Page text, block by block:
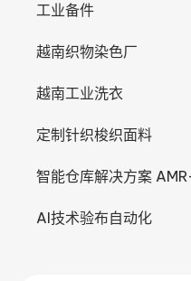
工业备件
越南织物染色厂
越南工业洗衣
定制针织梭织面料
智能仓库解决方案
AI技术验布自动化